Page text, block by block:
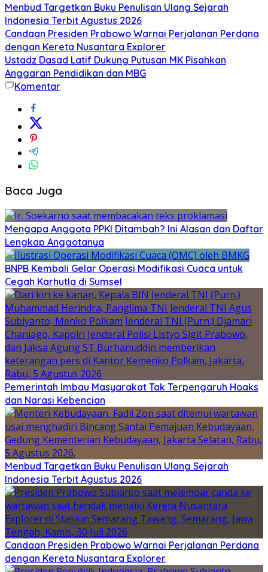
Menbud Targetkan Buku Penulisan Ulang Sejarah
Indonesia Terbit Agustus 2026
Candaan Presiden Prabowo Warnai Perjalanan Perdana
dengan Kereta Nusantara Explorer
Ustadz Dasad Latif Dukung Putusan MK Pisahkan
Anggaran Pendidikan dan MBG
Komentar
Baca Juga
Mengapa Anggota PPKI Ditambah? Ini Alasan dan Daftar
Lengkap Anggotanya
BNPB Kembali Gelar Operasi Modifikasi Cuaca untuk
Cegah Karhutla di Sumsel
Pemerintah Imbau Masyarakat Tak Terpengaruh Hoaks
dan Narasi Kebencian
Menbud Targetkan Buku Penulisan Ulang Sejarah
Indonesia Terbit Agustus 2026
Candaan Presiden Prabowo Warnai Perjalanan Perdana
dengan Kereta Nusantara Explorer